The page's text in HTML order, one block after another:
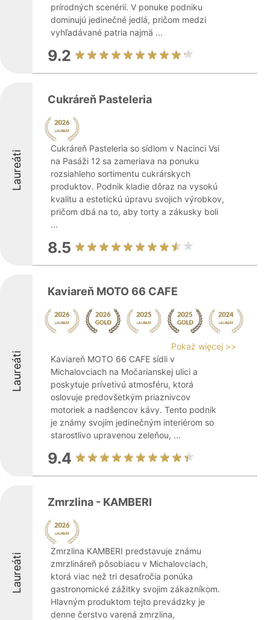
prírodných scenérií. V ponuke podniku
dominujú jedinečné jedlá, pričom medzi
vyhľadávané patria najmä ...
9.2
Laureáti
Cukráreň Pasteleria
Cukráreň Pasteleria so sídlom v Nacinci Vsi
na Pasáži 12 sa zameriava na ponuku
rozsiahleho sortimentu cukrárskych
produktov. Podnik kladie dôraz na vysokú
kvalitu a estetickú úpravu svojich výrobkov,
pričom dbá na to, aby torty a zákusky boli
...
8.5
Laureáti
Kaviareň MOTO 66 CAFE
Pokaż więcej >>
Kaviareň MOTO 66 CAFE sídli v
Michalovciach na Močarianskej ulici a
poskytuje prívetivú atmosféru, ktorá
oslovuje predovšetkým priaznivcov
motoriek a nadšencov kávy. Tento podnik
je známy svojím jedinečným interiérom so
starostlivo upravenou zeleňou, ...
9.4
Laureáti
Zmrzlina - KAMBERI
Zmrzlina KAMBERI predstavuje známu
zmrzlináreň pôsobiacu v Michalovciach,
ktorá viac než tri desaťročia ponúka
gastronomické zážitky svojim zákazníkom.
Hlavným produktom tejto prevádzky je
denne čerstvo varená zmrzlina,